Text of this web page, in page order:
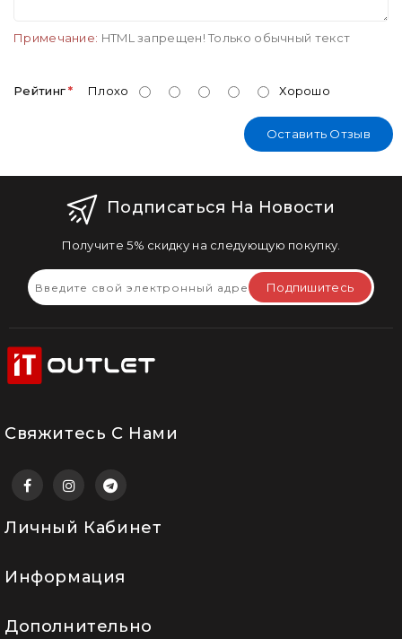
Примечание: HTML запрещен! Только обычный текст
Рейтинг Плохо Хорошо
Оставить Отзыв
Подписаться На Новости
Получите 5% скидку на следующую покупку.
Подпишитесь
Свяжитесь С Нами
Личный Кабинет
Информация
Дополнительно